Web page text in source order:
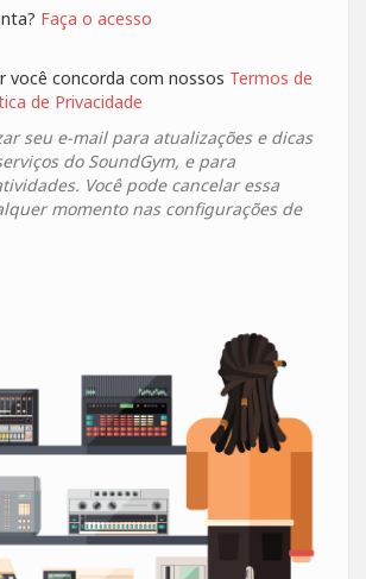
Faça o acesso
você concorda com nossos Termos de
de Privacidade
seu e-mail para atualizações e dicas
do SoundGym, e para
Você pode cancelar essa
momento nas configurações de